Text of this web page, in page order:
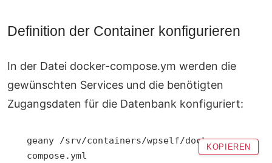
Definition der Container konfigurieren
In der Datei docker-compose.ym werden die
gewünschten Services und die benötigten
Zugangsdaten für die Datenbank konfiguriert:
geany /srv/containers/wpself/docker-
compose.yml
KOPIEREN